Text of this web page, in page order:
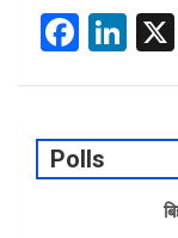
F
b
o
Li
dI
n
Polls